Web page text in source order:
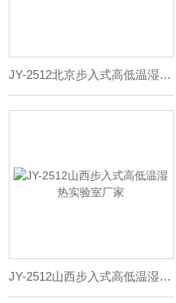
JY-2512北京步入式高低温湿热实验室厂家
JY-2512山西步入式高低温湿热实验室厂家